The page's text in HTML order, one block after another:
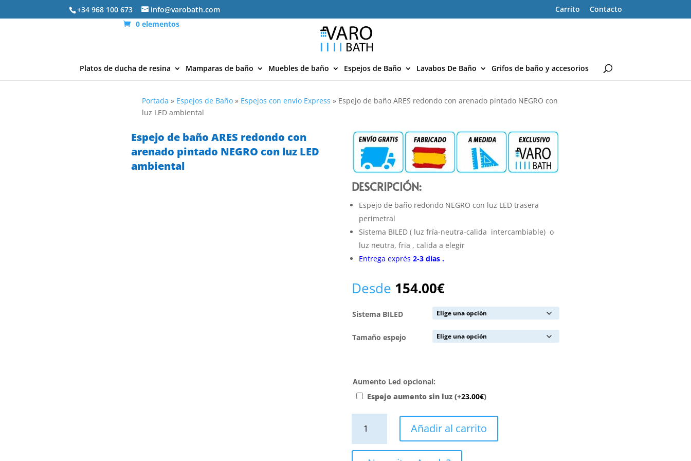
+34 968 100 673 info@varobath.com Carrito
Contacto
0 elementos
Platos de ducha de resina Mamparas de baño Muebles de baño Espejos de Baño Lavabos De Baño Grifos de baño y accesorios
Portada » Espejos de Baño » Espejos con envío Express » Espejo de baño ARES redondo con arenado pintado NEGRO con
luz LED ambiental
Espejo de baño ARES redondo con
arenado pintado NEGRO con luz LED
ambiental
DESCRIPCIÓN:
Espejo de baño redondo NEGRO con luz LED trasera
perimetral
Sistema BILED ( luz fría-neutra-calida intercambiable) o
luz neutra, fria , calida a elegir
Entrega exprés 2-3días .
Desde 154.00€
Sistema BILED
Tamaño espejo
Aumento Led opcional:
Espejo aumento sin luz(+23.00€)
baño
ARES
Añadir al carrito